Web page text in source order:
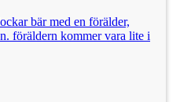
bär med en förälder,
föräldern kommer vara lite i